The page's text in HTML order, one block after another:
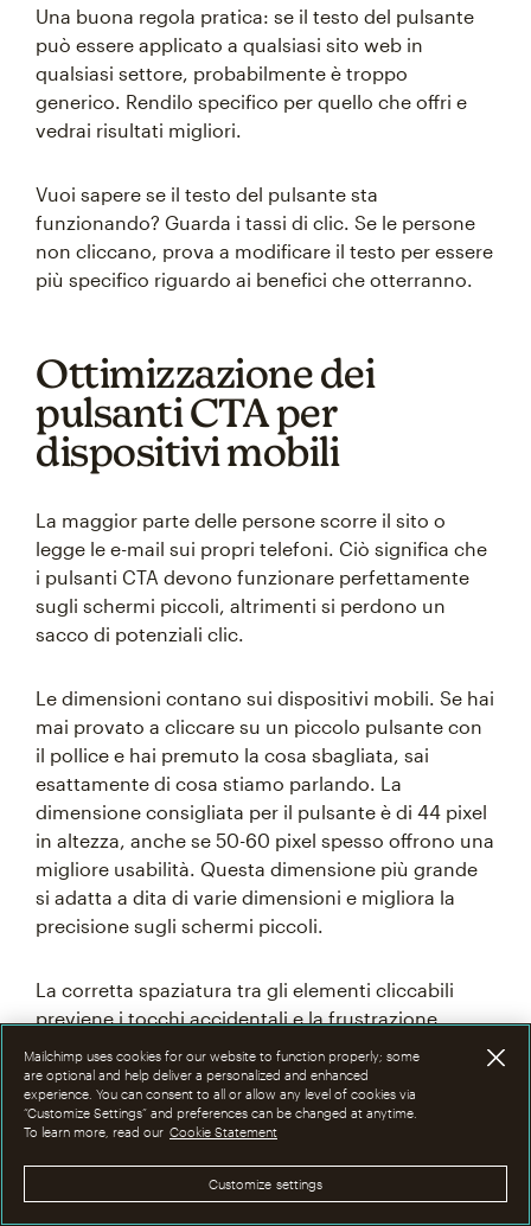
Una buona regola pratica: se il testo del pulsante
può essere applicato a qualsiasi sito web in
qualsiasi settore, probabilmente è troppo
generico. Rendilo specifico per quello che offri e
vedrai risultati migliori.
Vuoi sapere se il testo del pulsante sta
funzionando? Guarda i tassi di clic. Se le persone
non cliccano, prova a modificare il testo per essere
più specifico riguardo ai benefici che otterranno.
Ottimizzazione dei
pulsanti CTA per
dispositivi mobili
La maggior parte delle persone scorre il sito o
legge le e-mail sui propri telefoni. Ciò significa che
i pulsanti CTA devono funzionare perfettamente
sugli schermi piccoli, altrimenti si perdono un
sacco di potenziali clic.
Le dimensioni contano sui dispositivi mobili. Se hai
mai provato a cliccare su un piccolo pulsante con
il pollice e hai premuto la cosa sbagliata, sai
esattamente di cosa stiamo parlando. La
dimensione consigliata per il pulsante è di 44 pixel
in altezza, anche se 50-60 pixel spesso offrono una
migliore usabilità. Questa dimensione più grande
si adatta a dita di varie dimensioni e migliora la
precisione sugli schermi piccoli.
La corretta spaziatura tra gli elementi cliccabili
previene i tocchi accidentali e la frustrazione
dell'utente. Un minimo di 20-30 pixel tra gli
elementi interattivi assicura una separazione
chiara e una migliore usabilità.
Inoltre, le CTA mobili devono avere una forte
gerarchia visiva, tenendo anche conto delle
Mailchimp uses cookies for our website to function properly; some
are optional and help deliver a personalized and enhanced
experience. You can consent to all or allow any level of cookies via
“Customize Settings” and preferences can be changed at anytime.
To learn more, read our Cookie Statement
Customize settings